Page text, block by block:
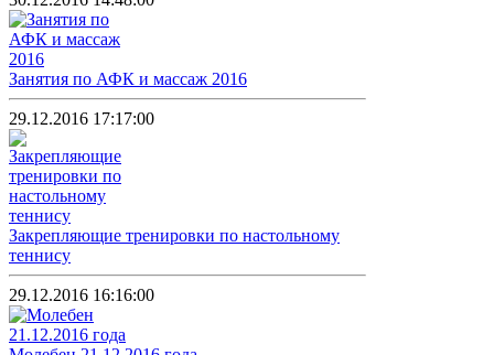
Занятия по АФК и массаж 2016
29.12.2016 17:17:00
Закрепляющие тренировки по настольному
теннису
29.12.2016 16:16:00